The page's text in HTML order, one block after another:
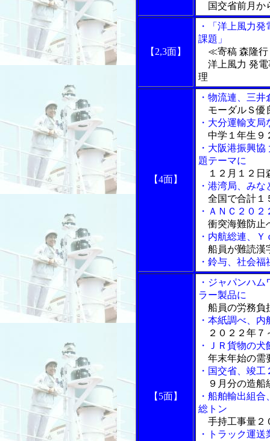
国交省前月か
【2,3面】
・「洋上風力
課題」
≪寄稿 森隆行
洋上風力 発電
理
【4面】
・物流連、三
モーダルＳ優
・大分運輸支
中学１年生９
・大阪港振興
題テーマに
１２月１２日
・港湾局、み
全国で合計１
・ＡＮＣ２０
衝突海難防止
・内航総連、
船員が難読漢
・鈴与、社会
【5面】
・ジャパンハ
ラー製品に
船員の労務負
・本紙調べ、
２０２２年７
・ＪＲ貨物の
年末年始の需
・国交省、竣
９月分の造船
・船舶輸出組
総トン
手持工事量２
・トラック運